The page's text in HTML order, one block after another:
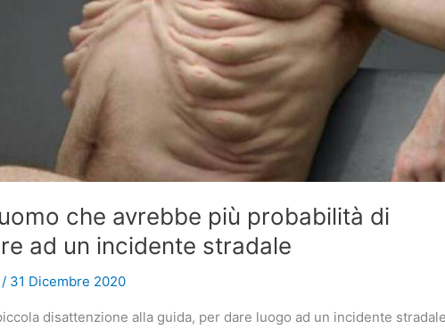
che avrebbe più probabilità di
ad un incidente stradale
/ 31 Dicembre 2020
disattenzione alla guida, per dare luogo ad un incidente